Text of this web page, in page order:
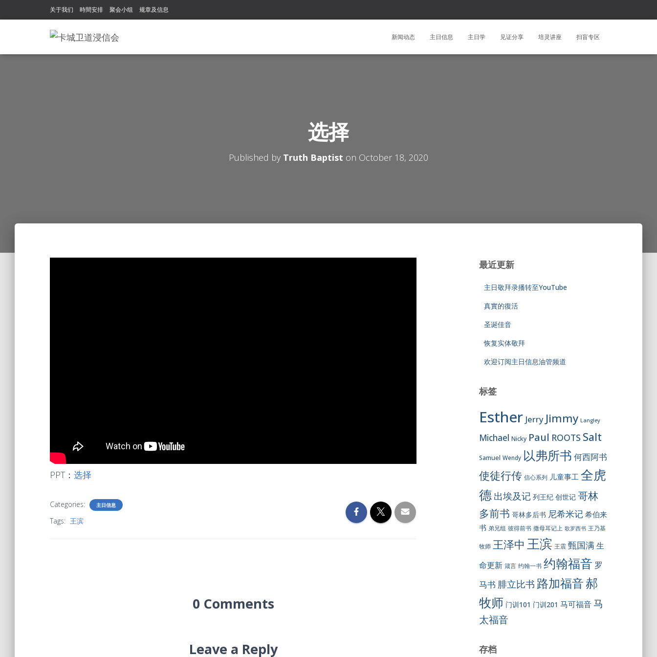
关于我们 時間安排 聚会小组 规章及信息
新闻动态 主日信息 主日学 见证分享 培灵讲座 扫盲专区
选择
Published by Truth Baptist on October 18, 2020
PPT： 选择
Categories: 主日信息
Tags: 王滨
0 Comments
Leave a Reply
最近更新
主日敬拜录播转至YouTube
真實的復活
圣诞佳音
恢复实体敬拜
欢迎订阅主日信息油管频道
标签
Esther Jerry Jimmy Langley
Michael Nicky Paul ROOTS Salt
Samuel Wendy 以弗所书 何西阿书
使徒行传 信心系列 儿童事工 全虎
德 出埃及记 列王纪 创世记 哥林
多前书 哥林多后书 尼希米记 希伯来
书 弟兄组 彼得前书 撒母耳记上 歌罗西书 王乃基
牧师 王泽中 王滨 王震 甄国满 生
命更新 箴言 约翰一书 约翰福音 罗
马书 腓立比书 路加福音郝
牧师 门训101 门训201 马可福音 马
太福音
存档